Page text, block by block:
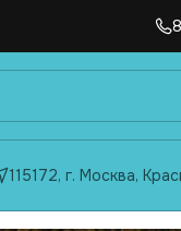
115172, г. Москва,